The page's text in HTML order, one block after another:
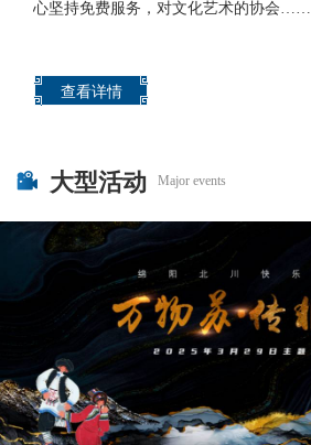
心坚持免费服务，对文化艺术的协会……
查看详情
大型活动 Major events